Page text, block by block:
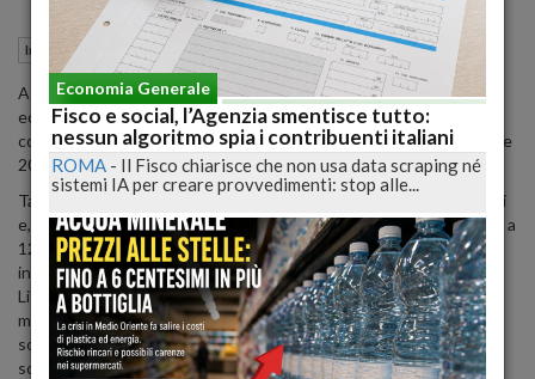
Investimenti Roma (RM) 19 Febbraio 2018 16:14
A dicembre non si parlava di altro che Bitcoin; la cryptovaluta per
eccellenza, la prima nata nel 2009 era in una crescita parabolica;
continuava a salire continuamente, dai 1000$, 5000$ a novembre e
20.000$ a dicembre.
Tanti italiani si sono buttati nel mercato, in caccia di facili guadagni
e, come prevedibile, il mercato si è sgonfiato, stabilizzandosi prima a
12.000$ e poi riscendendo fino a 6000$; in tutto questo tanti
investitori si sono orientati su altre criptovalute come Ethereum,
Litecoin o Dash. Queste sono monete che sono presenti sul
mercato da diversi anni, ma ogni giorno nascono nuove monete,
solitamente lanciate tramiteICO(initial coin offering). Queste
sono pure scommesse, con tanti team seri con programmi
Economia Generale
Fisco e social, l’Agenzia smentisce tutto:
nessun algoritmo spia i contribuenti italiani
ROMA - Il Fisco chiarisce che non usa data scraping né
sistemi IA per creare provvedimenti: stop alle...